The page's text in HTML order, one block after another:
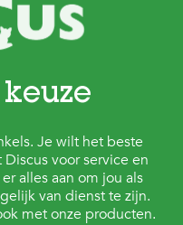
Je wilt het beste
voor service en
alles aan om jou als
van dienst te zijn.
met onze producten.